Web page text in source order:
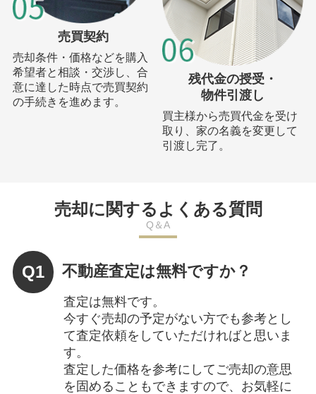
売買契約
売却条件・価格などを購入
希望者と相談・交渉し、合
意に達した時点で売買契約
の手続きを進めます。
残代金の授受・
物件引渡し
買主様から売買代金を受け
取り、家の名義を変更して
引渡し完了。
売却に関するよくある質問
Q＆A
Q1 不動産査定は無料ですか？
査定は無料です。
今すぐ売却の予定がない方でも参考とし
て査定依頼をしていただければと思いま
す。
査定した価格を参考にしてご売却の意思
を固めることもできますので、お気軽に